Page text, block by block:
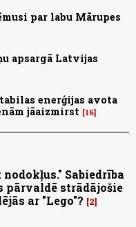
par labu Mārupes
apsargā Latvijas
enerģijas avota
jāaizmirst 16
Sabiedrība
pārvaldē strādājošie
ar "Lego"?
2